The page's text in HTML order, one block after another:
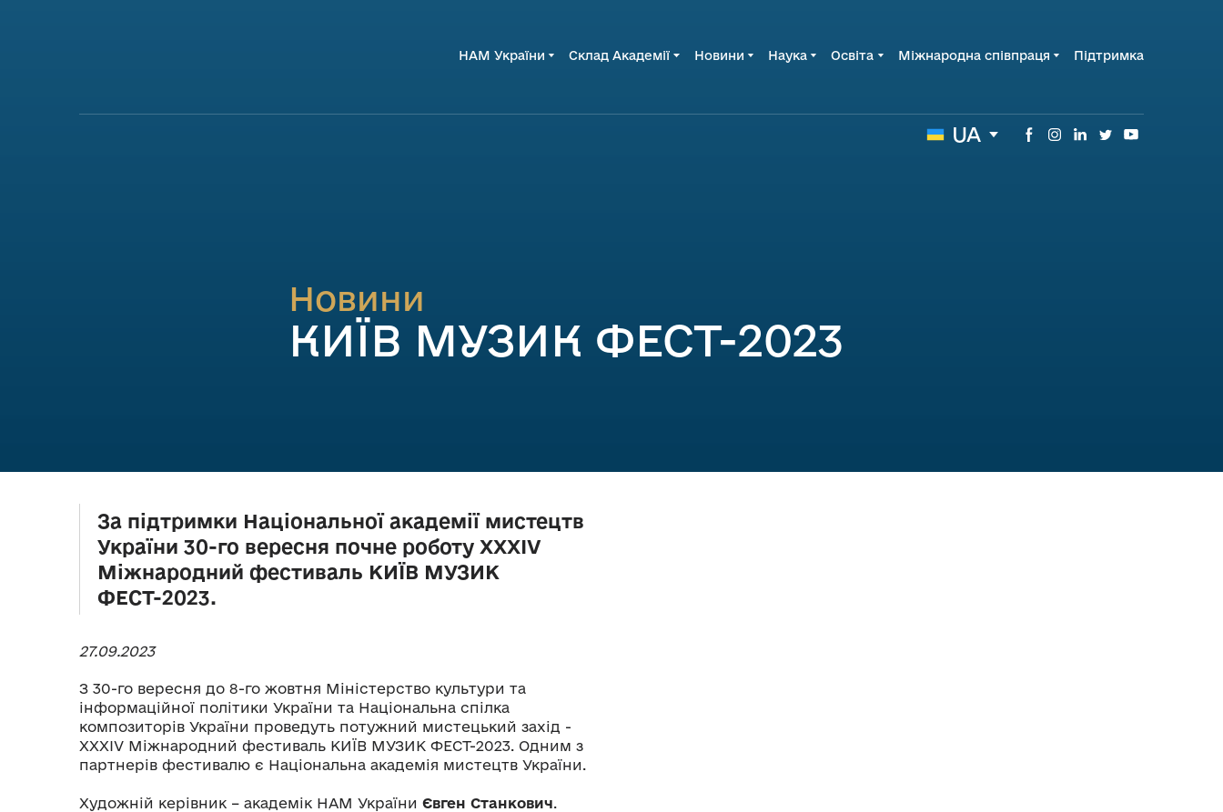
НАМ України Склад Академії Новини Наука Освіта Міжнародна співпраця Підтримка
UA
Новини
КИЇВ МУЗИК ФЕСТ-2023
За підтримки Національної академії мистецтв
України 30-го вересня почне роботу XXХІV
Міжнародний фестиваль КИЇВ МУЗИК
ФЕСТ-2023.
27.09.2023
З 30-го вересня до 8-го жовтня Міністерство культури та
інформаційної політики України та Національна спілка
композиторів України проведуть потужний мистецький захід -
XXХІV Міжнародний фестиваль КИЇВ МУЗИК ФЕСТ-2023. Одним з
партнерів фестивалю є Національна академія мистецтв України.
Художній керівник – академік НАМ України Євген Станкович.